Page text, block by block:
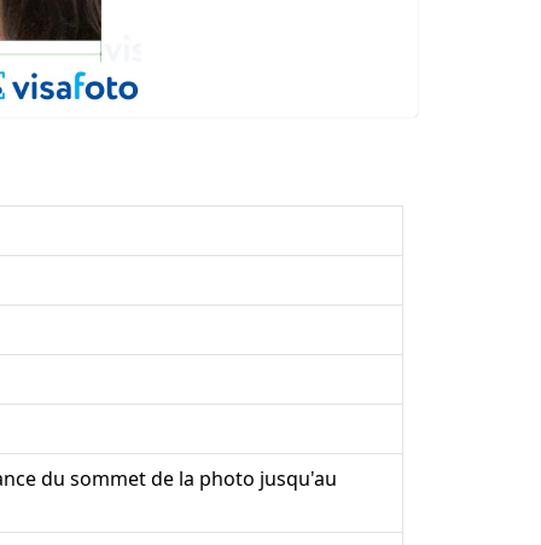
du sommet de la photo jusqu'au